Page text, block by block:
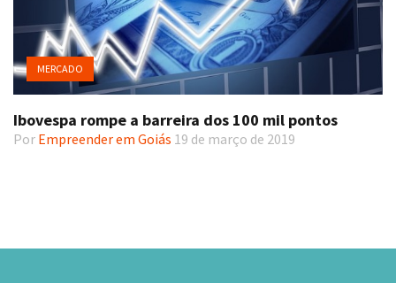
MERCADO
Ibovespa rompe a barreira dos 100 mil pontos
Por Empreender em Goiás 19 de março de 2019